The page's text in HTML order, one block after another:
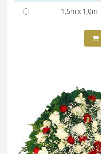
1,5m x 1,0m